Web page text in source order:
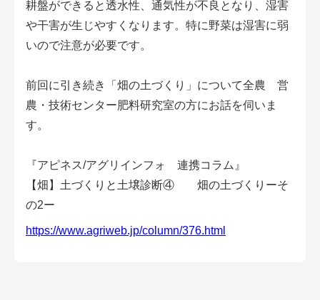
AgriweBダイレクトメッセージ
経営アシストチャット
アクション別メニュー
農業一問一答
耕盤ができると透水性、通気性が不良となり、湿害
や干害が生じやすくなります。特に野菜は湿害に弱
いので注意が必要です。
前回に引き続き「畑の土づくり」について全農 営
農・技術センター肥料研究室の方にお話を伺いま
す。
『アピネス/アグリインフォ 連携コラム』
【畑】土づくりと土壌診断④ 畑の土づくりーそ
の2ー
https://www.agriweb.jp/column/376.html